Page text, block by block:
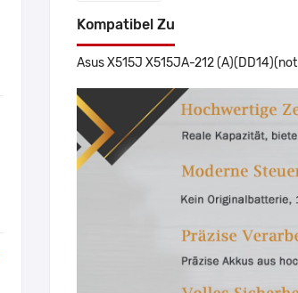
Kompatibel Zu
Asus X515J X515JA-212